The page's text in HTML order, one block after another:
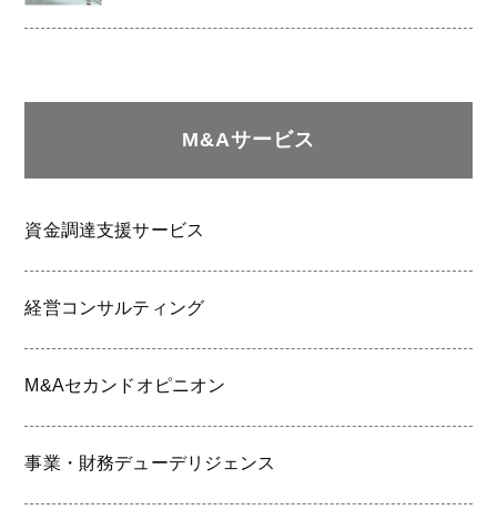
M&Aサービス
資金調達支援サービス
経営コンサルティング
M&Aセカンドオピニオン
事業・財務デューデリジェンス